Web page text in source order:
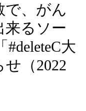
で、がん
来るソー
大
（2022